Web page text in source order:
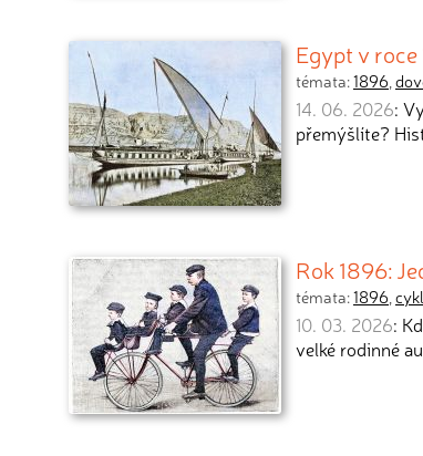
Egypt v
témata:1896,
14. 06. 2026:
přemýšlíte?
Rok 1896:
témata:1896,
10. 03. 2026:
velké rodinné